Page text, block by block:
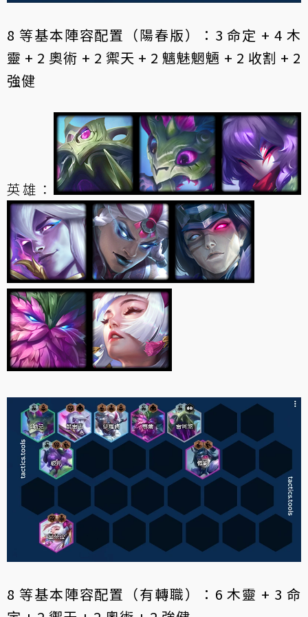
8 等基本陣容配置（陽春版）：3 命定 + 4 木
靈 + 2 奧術 + 2 禦天 + 2 魑魅魍魎 + 2 收割 + 2
強健
英雄：
8 等基本陣容配置（有轉職）：6 木靈 + 3 命